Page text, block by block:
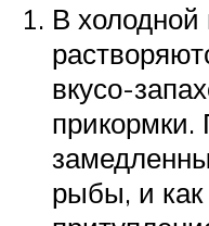
В холодной
вкусо-
прикормки.
рыбы, и